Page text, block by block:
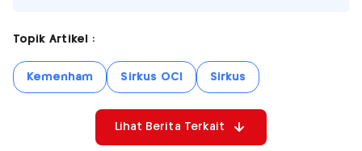
Topik Artikel :
Kemenham Sirkus OCI Sirkus
Lihat Berita Terkait